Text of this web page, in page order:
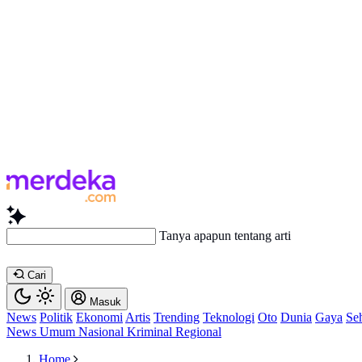
Tanya apapun tentang artikel ini...
Cari
Masuk
News Politik Ekonomi Artis Trending Teknologi Oto Dunia Gaya
News Umum Nasional Kriminal Regional
Home